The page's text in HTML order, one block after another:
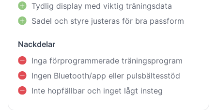
Tydlig display med viktig träningsdata
Sadel och styre justeras för bra passform
Nackdelar
Inga förprogrammerade träningsprogram
Ingen Bluetooth/app eller pulsbältesstöd
Inte hopfällbar och inget lågt insteg